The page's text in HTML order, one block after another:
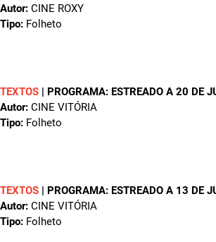
Autor: CINE ROXY
Tipo: Folheto
TEXTOS | PROGRAMA: ESTREADO A 20 DE
Autor: CINE VITÓRIA
Tipo: Folheto
TEXTOS | PROGRAMA: ESTREADO A 13 DE
Autor: CINE VITÓRIA
Tipo: Folheto